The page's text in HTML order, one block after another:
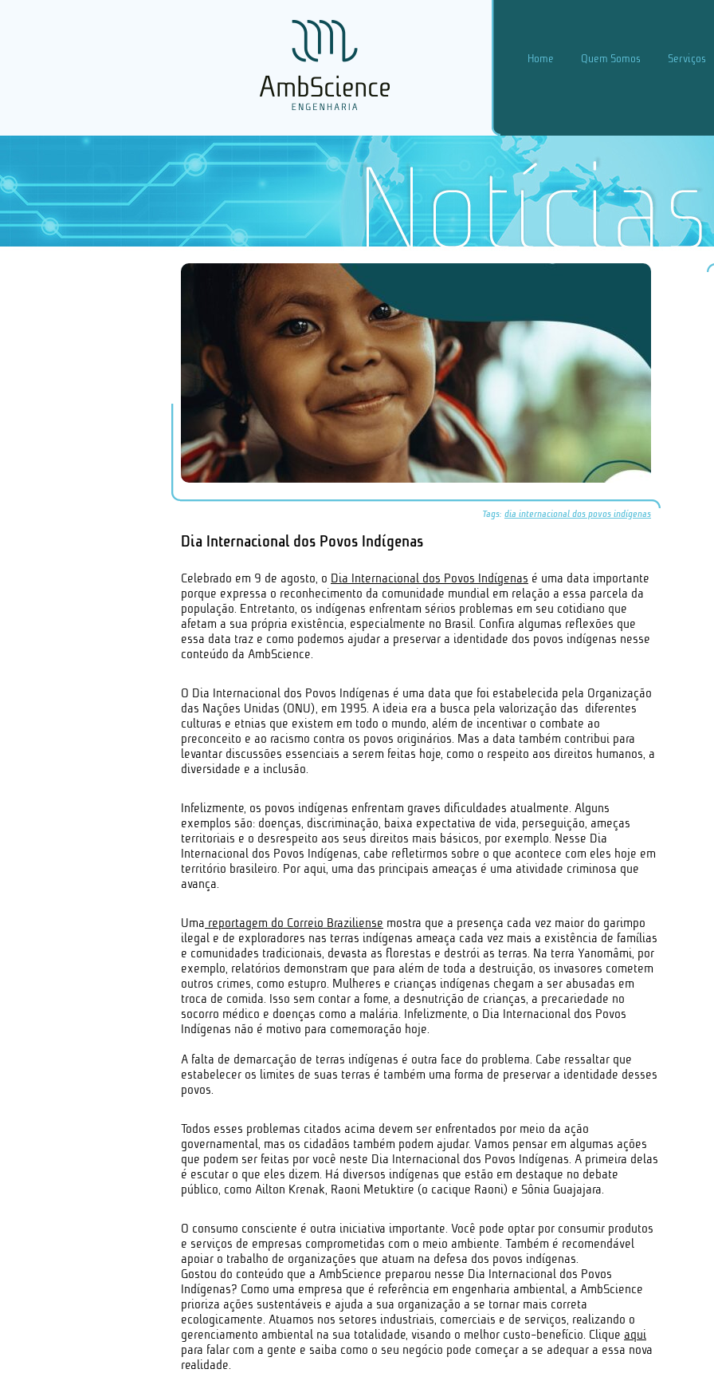
Home Quem Somos Serviços
Tags: dia internacional dos povos indígenas
Dia Internacional dos Povos Indígenas
Celebrado em 9 de agosto, o Dia Internacional dos Povos Indígenas é uma data importante
porque expressa o reconhecimento da comunidade mundial em relação a essa parcela da
população. Entretanto, os indígenas enfrentam sérios problemas em seu cotidiano que
afetam a sua própria existência, especialmente no Brasil. Confira algumas reflexões que
essa data traz e como podemos ajudar a preservar a identidade dos povos indígenas nesse
conteúdo da AmbScience.
O Dia Internacional dos Povos Indígenas é uma data que foi estabelecida pela Organização
das Nações Unidas (ONU), em 1995. A ideia era a busca pela valorização das diferentes
culturas e etnias que existem em todo o mundo, além de incentivar o combate ao
preconceito e ao racismo contra os povos originários. Mas a data também contribui para
levantar discussões essenciais a serem feitas hoje, como o respeito aos direitos humanos, a
diversidade e a inclusão.
Infelizmente, os povos indígenas enfrentam graves dificuldades atualmente. Alguns
exemplos são: doenças, discriminação, baixa expectativa de vida, perseguição, ameças
territoriais e o desrespeito aos seus direitos mais básicos, por exemplo. Nesse Dia
Internacional dos Povos Indígenas, cabe refletirmos sobre o que acontece com eles hoje em
território brasileiro. Por aqui, uma das principais ameaças é uma atividade criminosa que
avança.
Uma reportagem do Correio Braziliense mostra que a presença cada vez maior do garimpo
ilegal e de exploradores nas terras indígenas ameaça cada vez mais a existência de famílias
e comunidades tradicionais, devasta as florestas e destrói as terras. Na terra Yanomâmi, por
exemplo, relatórios demonstram que para além de toda a destruição, os invasores cometem
outros crimes, como estupro. Mulheres e crianças indígenas chegam a ser abusadas em
troca de comida. Isso sem contar a fome, a desnutrição de crianças, a precariedade no
socorro médico e doenças como a malária. Infelizmente, o Dia Internacional dos Povos
Indígenas não é motivo para comemoração hoje.
A falta de demarcação de terras indígenas é outra face do problema. Cabe ressaltar que
estabelecer os limites de suas terras é também uma forma de preservar a identidade desses
povos.
Todos esses problemas citados acima devem ser enfrentados por meio da ação
governamental, mas os cidadãos também podem ajudar. Vamos pensar em algumas ações
que podem ser feitas por você neste Dia Internacional dos Povos Indígenas. A primeira delas
é escutar o que eles dizem. Há diversos indígenas que estão em destaque no debate
público, como Ailton Krenak, Raoni Metuktire (o cacique Raoni) e Sônia Guajajara.
O consumo consciente é outra iniciativa importante. Você pode optar por consumir produtos
e serviços de empresas comprometidas com o meio ambiente. Também é recomendável
apoiar o trabalho de organizações que atuam na defesa dos povos indígenas.
Gostou do conteúdo que a AmbScience preparou nesse Dia Internacional dos Povos
Indígenas? Como uma empresa que é referência em engenharia ambiental, a AmbScience
prioriza ações sustentáveis e ajuda a sua organização a se tornar mais correta
ecologicamente. Atuamos nos setores industriais, comerciais e de serviços, realizando o
gerenciamento ambiental na sua totalidade, visando o melhor custo-benefício. Clique aqui
para falar com a gente e saiba como o seu negócio pode começar a se adequar a essa nova
realidade.